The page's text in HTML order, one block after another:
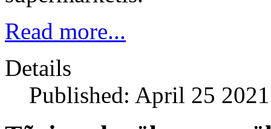
Read more...
Details
Published: April 25 2021